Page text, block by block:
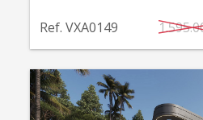
Ref. VXA0149